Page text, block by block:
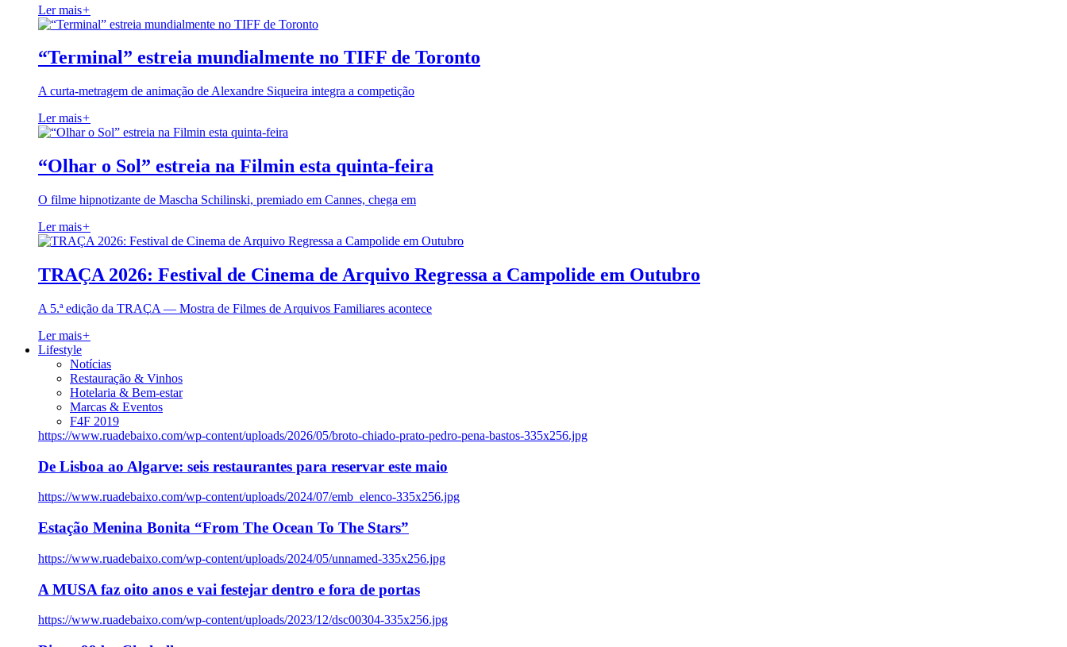
Ler mais+
“Terminal” estreia mundialmente no TIFF de Toronto
A curta-metragem de animação de Alexandre Siqueira integra a competição
Ler mais+
“Olhar o Sol” estreia na Filmin esta quinta-feira
O filme hipnotizante de Mascha Schilinski, premiado em Cannes, chega em
Ler mais+
TRAÇA 2026: Festival de Cinema de Arquivo Regressa a Campolide em Outubro
A 5.ª edição da TRAÇA — Mostra de Filmes de Arquivos Familiares acontece
Ler mais+
Lifestyle
Notícias
Restauração & Vinhos
Hotelaria & Bem-estar
Marcas & Eventos
F4F 2019
https://www.ruadebaixo.com/wp-content/uploads/2026/05/broto-chiado-prato-pedro-pena-bastos-335x256.jpg
De Lisboa ao Algarve: seis restaurantes para reservar este maio
https://www.ruadebaixo.com/wp-content/uploads/2024/07/emb_elenco-335x256.jpg
Estação Menina Bonita “From The Ocean To The Stars”
https://www.ruadebaixo.com/wp-content/uploads/2024/05/unnamed-335x256.jpg
A MUSA faz oito anos e vai festejar dentro e fora de portas
https://www.ruadebaixo.com/wp-content/uploads/2023/12/dsc00304-335x256.jpg